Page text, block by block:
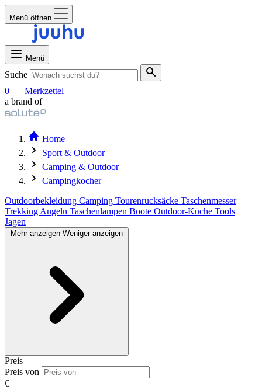
Menü öffnen
Menü
Suche
0
Merkzettel
a brand of
Home
Sport & Outdoor
Camping & Outdoor
Campingkocher
Outdoorbekleidung Camping Tourenrucksäcke Taschenmesser
Trekking Angeln Taschenlampen Boote Outdoor-Küche Tools
Jagen
Mehr anzeigen Weniger anzeigen
Preis
Preis von
€